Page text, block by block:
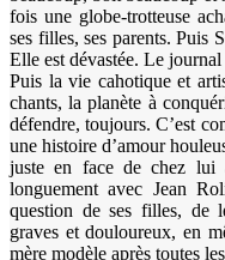
fois une globe-trotteuse
ses filles, ses parents. Puis
Elle est dévastée. Le
Puis la vie cahotique et
chants, la planète à
défendre, toujours. C’est
une histoire d’amour
juste en face de chez
longuement avec Jean
question de ses filles, de
graves et douloureux, en
mère modèle après toutes